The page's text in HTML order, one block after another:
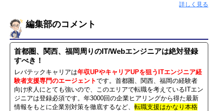
詳しく見る
編集部のコメント
首都圏、関西、福岡周りのIT/Webエンジニアは絶対登録
すべき！
レバテックキャリアは年収UPやキャリアUPを狙うITエンジニア経
験者支援専門のエージェントです。首都圏、関西、福岡の経験者
向け求人にとても強いので、このエリアで転職を考えているITエン
ジニアは登録必須です。年3000回の企業ヒアリングから得た最新
情報をもとに企業別対策を徹底するなど、転職支援はかなり本格